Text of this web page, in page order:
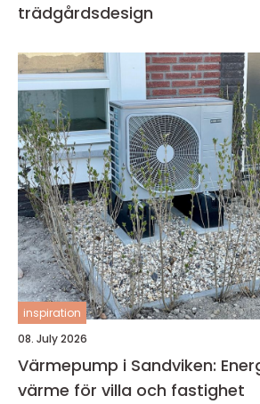
trädgårdsdesign
inspiration
08. July 2026
Värmepump i Sandviken:
värme för villa och fastighet